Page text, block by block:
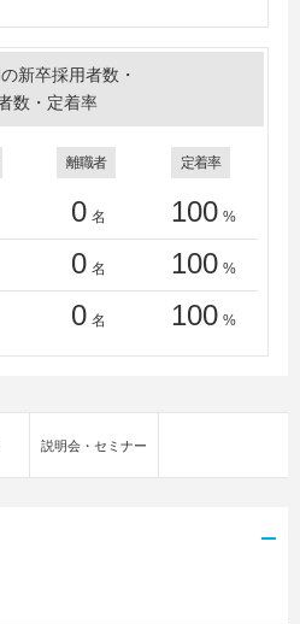
新卒採用者数・
数・定着率
離職者 定着率
0 名 100 %
0 名 100 %
0 名 100 %
説明会・セミナー